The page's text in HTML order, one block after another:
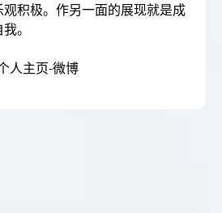
积极。作另一面的展现就是成
。
人主页-微博